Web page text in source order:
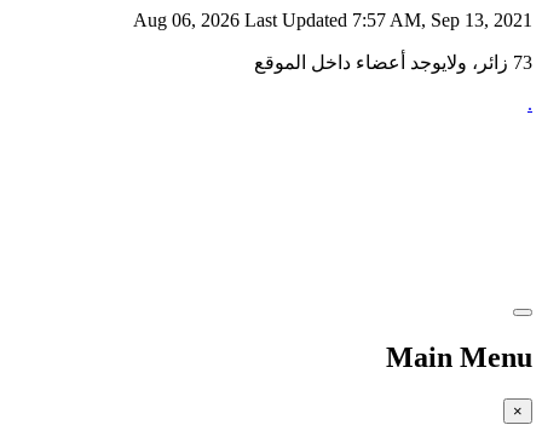
Aug 06, 2026 Last Updated 7:57 AM, Sep 13, 2021
73 زائر، ولايوجد أعضاء داخل الموقع
.
Main Menu
×